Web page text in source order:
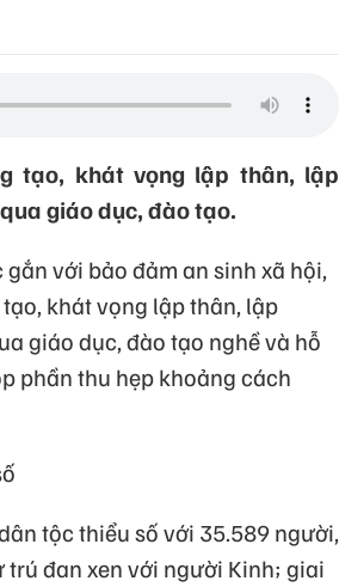
tạo, khát vọng lập thân, lập
giáo dục, đào tạo.
với bảo đảm an sinh xã hội,
khát vọng lập thân, lập
giáo dục, đào tạo nghề và hỗ
phần thu hẹp khoảng cách
tộc thiểu số với 35.589 người,
trú đan xen với người Kinh; giai